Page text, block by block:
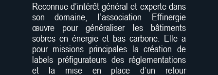
Reconnue d’intérêt général et experte dans
son domaine, l’association Effinergie
œuvre pour généraliser les bâtiments
sobres en énergie et bas carbone. Elle a
pour missions principales la création de
labels préfigurateurs des réglementations
et la mise en place d’un retour